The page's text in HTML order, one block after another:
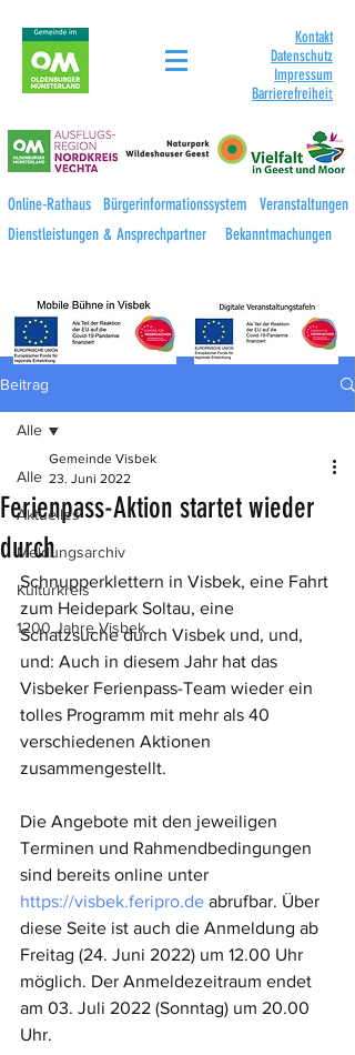
Kontakt
Datenschutz
Impressum
Barrierefreiheit
Online-Rathaus Bürgerinformationssystem
Veranstaltungen
Dienstleistungen & Ansprechpartner
Bekanntmachungen
Beitrag
Alle
Aktuelles
Meldungsarchiv
Kulturkreis
1200 Jahre Visbek
Alle
Ferienpass-Aktion startet wieder
durch
Gemeinde Visbek
23. Juni 2022
Schnupperklettern in Visbek, eine Fahrt
zum Heidepark Soltau, eine
Schatzsuche durch Visbek und, und,
und: Auch in diesem Jahr hat das
Visbeker Ferienpass-Team wieder ein
tolles Programm mit mehr als 40
verschiedenen Aktionen
zusammengestellt.
Die Angebote mit den jeweiligen
Terminen und Rahmendbedingungen
sind bereits online unter
https://visbek.feripro.de abrufbar. Über
diese Seite ist auch die Anmeldung ab
Freitag (24. Juni 2022) um 12.00 Uhr
möglich. Der Anmeldezeitraum endet
am 03. Juli 2022 (Sonntag) um 20.00
Uhr.